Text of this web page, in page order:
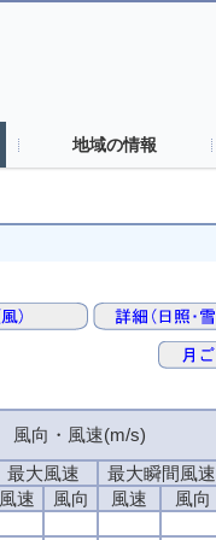
地域の情報
風向・風速(m/s)
最大風速 最大瞬間風速
風速 風向 風速 風向
風向・風速(m/s)
最大風速 最大瞬間風速
風速 風向 風速 風向
風向・風速(m/s)
最大風速 最大瞬間風速
風速 風向 風速 風向
風向・風速(m/s)
最大風速 最大瞬間風速
風速 風向 風速 風向